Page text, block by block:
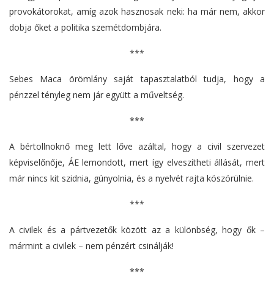
provokátorokat, amíg azok hasznosak neki: ha már nem, akkor
dobja őket a politika szemétdombjára.
***
Sebes Maca örömlány saját tapasztalatból tudja, hogy a
pénzzel tényleg nem jár együtt a műveltség.
***
A bértollnoknő meg lett lőve azáltal, hogy a civil szervezet
képviselőnője, ÁE lemondott, mert így elveszítheti állását, mert
már nincs kit szidnia, gúnyolnia, és a nyelvét rajta köszörülnie.
***
A civilek és a pártvezetők között az a különbség, hogy ők –
mármint a civilek – nem pénzért csinálják!
***